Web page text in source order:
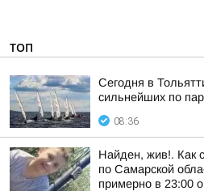
ТОП
Сегодня в
сильнейших по
08:36
Найден, жив!. Как
по Самарской
примерно в 23:00